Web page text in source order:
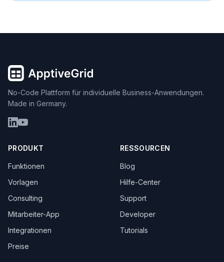
No-Code Plattform für individuelle Business-Anwendungen.
Made in Germany.
PRODUKT
Funktionen
Vorlagen
Consulting
Mitarbeiter-App
Integrationen
Preise
RESSOURCEN
Blog
Hilfe-Center
Support
Developer
Tutorials